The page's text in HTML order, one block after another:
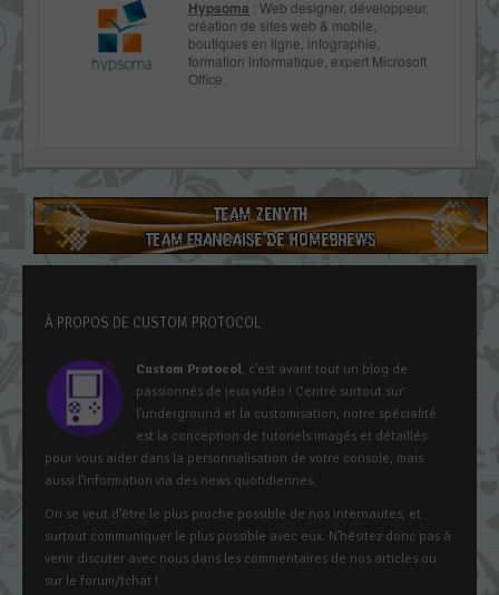
Hypsoma : Web designer, développeur,
création de sites web & mobile,
boutiques en ligne, infographie,
formation informatique, expert Microsoft
Office.
À PROPOS DE CUSTOM PROTOCOL
Custom Protocol, c’est avant tout un blog de
passionnés de jeux vidéo ! Centré surtout sur
l’underground et la customisation, notre spécialité
est la conception de tutoriels imagés et détaillés
pour vous aider dans la personnalisation de votre console, mais
aussi l’information via des news quotidiennes.
On se veut d’être le plus proche possible de nos internautes, et
surtout communiquer le plus possible avec eux. N’hésitez donc pas à
venir discuter avec nous dans les commentaires de nos articles ou
sur le forum/tchat !